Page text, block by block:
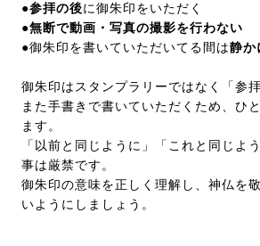
●参拝の後に御朱印をいただく
●無断で動画・写真の撮影を行わない
●御朱印を書いていただいてる間は静か
御朱印はスタンプラリーではなく「参
また手書きで書いていただくため、ひ
ます。
「以前と同じように」「これと同じよ
事は厳禁です。
御朱印の意味を正しく理解し、神仏を
いようにしましょう。